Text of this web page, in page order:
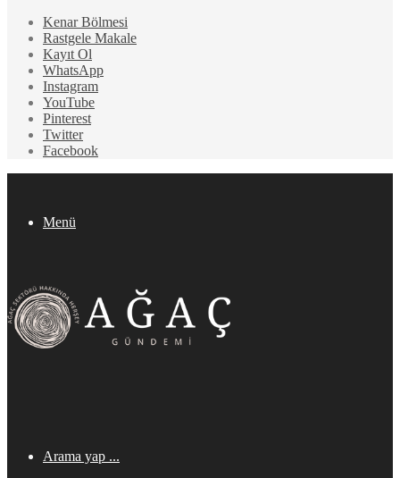
Kenar Bölmesi
Rastgele Makale
Kayıt Ol
WhatsApp
Instagram
YouTube
Pinterest
Twitter
Facebook
Menü
Arama yap ...